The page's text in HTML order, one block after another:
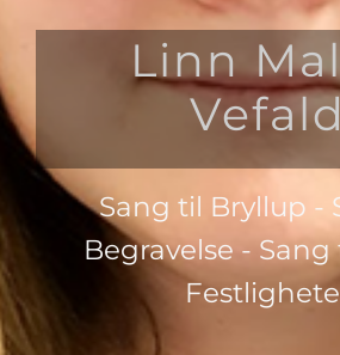
Linn
Vefald
Sang til Bryllup -
Begravelse -